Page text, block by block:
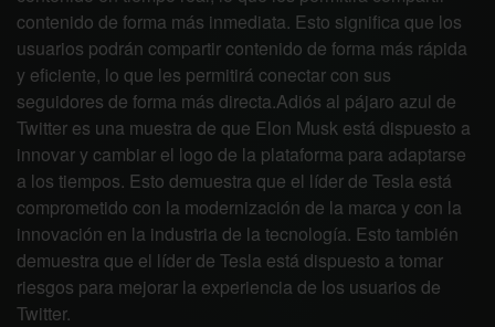
contenido de forma más inmediata. Esto significa que los
usuarios podrán compartir contenido de forma más rápida
y eficiente, lo que les permitirá conectar con sus
seguidores de forma más directa.Adiós al pájaro azul de
Twitter es una muestra de que Elon Musk está dispuesto a
innovar y cambiar el logo de la plataforma para adaptarse
a los tiempos. Esto demuestra que el líder de Tesla está
comprometido con la modernización de la marca y con la
innovación en la industria de la tecnología. Esto también
demuestra que el líder de Tesla está dispuesto a tomar
riesgos para mejorar la experiencia de los usuarios de
Twitter.